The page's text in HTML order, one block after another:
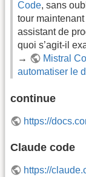
Code, sans
tour
assistant de
quoi s’agit-il
→
Mistral
automatiser le
continue
https://
Claude code
https://